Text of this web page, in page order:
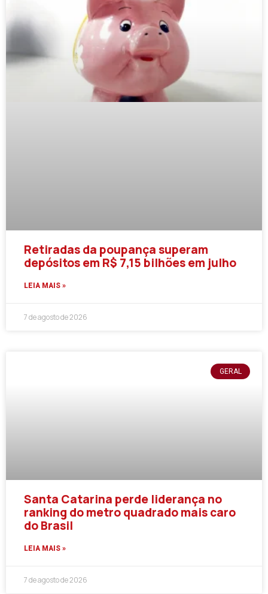
Retiradas da poupança superam
depósitos em R$ 7,15 bilhões em julho
LEIA MAIS »
7 de agosto de 2026
GERAL
Santa Catarina perde liderança no
ranking do metro quadrado mais caro
do Brasil
LEIA MAIS »
7 de agosto de 2026